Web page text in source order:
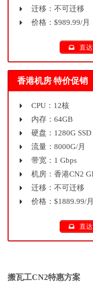
迁移：不可迁移
价格：$989.99/月
直
香港机房 特价促销
CPU：12核
内存：64GB
硬盘：1280G SSD
流量：8000G/月
带宽：1 Gbps
机房：香港CN2
迁移：不可迁移
价格：$1889.99/
直
搬瓦工CN2特惠方案